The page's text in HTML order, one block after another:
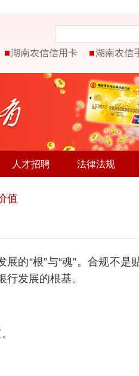
湖南农信信用卡 湖南农信
人才招聘 法律法规
值
的“根”与“魂”。合规不是
发展的根基。